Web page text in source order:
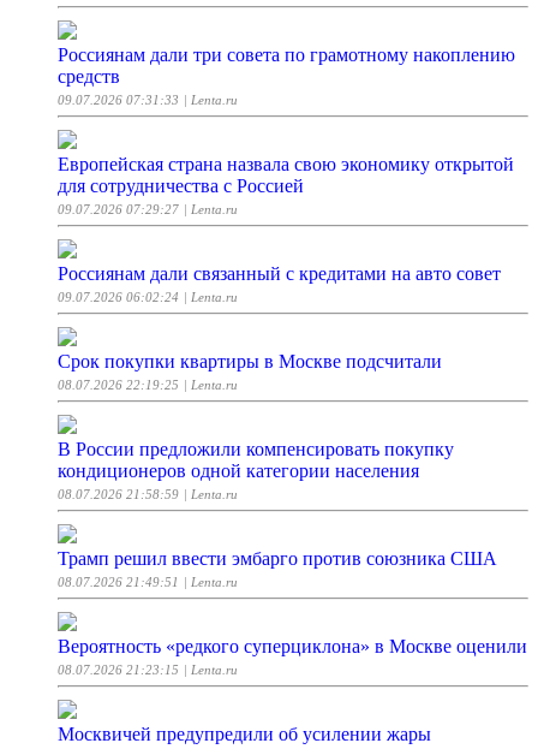
Россиянам дали три совета по грамотному накоплению
средств
09.07.2026 07:31:33 | Lenta.ru
Европейская страна назвала свою экономику открытой
для сотрудничества с Россией
09.07.2026 07:29:27 | Lenta.ru
Россиянам дали связанный с кредитами на авто совет
09.07.2026 06:02:24 | Lenta.ru
Срок покупки квартиры в Москве подсчитали
08.07.2026 22:19:25 | Lenta.ru
В России предложили компенсировать покупку
кондиционеров одной категории населения
08.07.2026 21:58:59 | Lenta.ru
Трамп решил ввести эмбарго против союзника США
08.07.2026 21:49:51 | Lenta.ru
Вероятность «редкого суперциклона» в Москве оценили
08.07.2026 21:23:15 | Lenta.ru
Москвичей предупредили об усилении жары